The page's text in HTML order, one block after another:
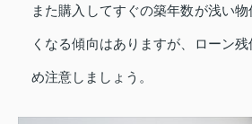
また購入してすぐの築年数が浅い
くなる傾向はありますが、ローン
め注意しましょう。